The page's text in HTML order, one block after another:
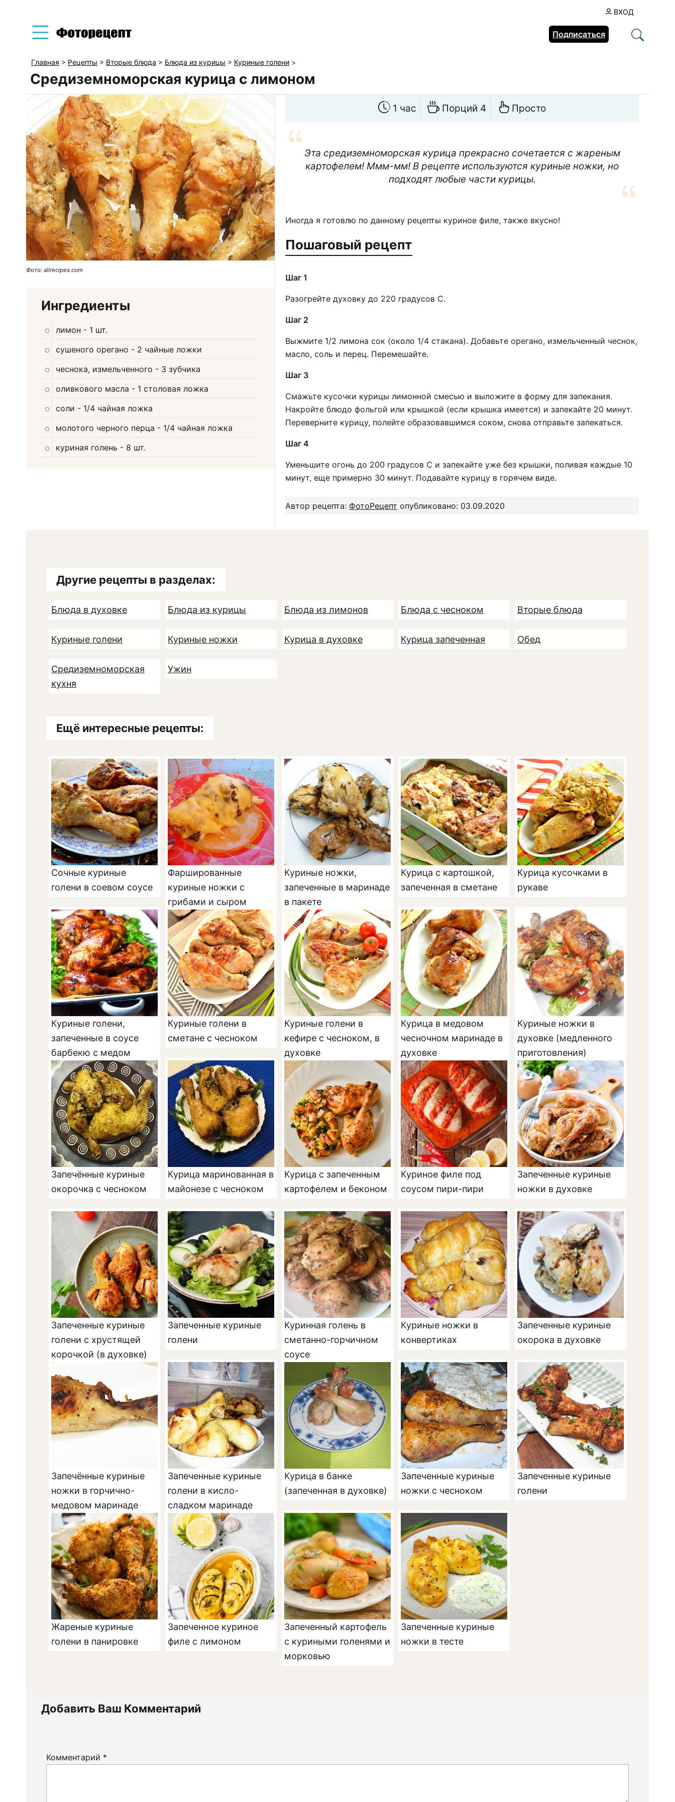
ВХОД
Подписаться
Главная > Рецепты > Вторые блюда > Блюда из курицы > Куриные голени >
Средиземноморская курица с лимоном
Фото: allrecipes.com
Ингредиенты
лимон - 1 шт.
сушеного орегано - 2 чайные ложки
чеснока, измельченного - 3 зубчика
оливкового масла - 1 столовая ложка
соли - 1/4 чайная ложка
молотого черного перца - 1/4 чайная ложка
куриная голень - 8 шт.
1 час Порций 4 Просто
Эта средиземноморская курица прекрасно сочетается с жареным
картофелем! Ммм-мм! В рецепте используются куриные ножки, но
подходят любые части курицы.
Иногда я готовлю по данному рецепты куриное филе, также вкусно!
Пошаговый рецепт
Шаг 1
Разогрейте духовку до 220 градусов С.
Шаг 2
Выжмите 1/2 лимона сок (около 1/4 стакана). Добавьте орегано, измельченный чеснок,
масло, соль и перец. Перемешайте.
Шаг 3
Смажьте кусочки курицы лимонной смесью и выложите в форму для запекания.
Накройте блюдо фольгой или крышкой (если крышка имеется) и запекайте 20 минут.
Переверните курицу, полейте образовавшимся соком, снова отправьте запекаться.
Шаг 4
Уменьшите огонь до 200 градусов С и запекайте уже без крышки, поливая каждые 10
минут, еще примерно 30 минут. Подавайте курицу в горячем виде.
Автор рецепта: ФотоРецепт опубликовано: 03.09.2020
Другие рецепты в разделах:
Блюда в духовке Блюда из курицы Блюда из лимонов Блюда с чесноком Вторые блюда
Куриные голени Куриные ножки Курица в духовке Курица запеченная Обед
Средиземноморская
кухня
Ужин
Ещё интересные рецепты:
Сочные куриные
голени в соевом соусе
Фаршированные
куриные ножки с
грибами и сыром
Куриные ножки,
запеченные в маринаде
в пакете
Курица с картошкой,
запеченная в сметане
Курица кусочками в
рукаве
Куриные голени,
запеченные в соусе
барбекю с медом
Куриные голени в
сметане с чесноком
Куриные голени в
кефире с чесноком, в
духовке
Курица в медовом
чесночном маринаде в
духовке
Куриные ножки в
духовке (медленного
приготовления)
Запечённые куриные
окорочка с чесноком
Курица маринованная в
майонезе с чесноком
Курица с запеченным
картофелем и беконом
Куриное филе под
соусом пири-пири
Запеченные куриные
ножки в духовке
Запеченные куриные
голени с хрустящей
корочкой (в духовке)
Запеченные куриные
голени
Куринная голень в
сметанно-горчичном
соусе
Куриные ножки в
конвертиках
Запеченные куриные
окорока в духовке
Запечённые куриные
ножки в горчично-
медовом маринаде
Запеченные куриные
голени в кисло-
сладком маринаде
Курица в банке
(запеченная в духовке)
Запеченные куриные
ножки с чесноком
Запеченные куриные
голени
Жареные куриные
голени в панировке
Запеченное куриное
филе с лимоном
Запеченный картофель
с куриными голенями и
морковью
Запеченные куриные
ножки в тесте
Добавить Ваш Комментарий
Комментарий *